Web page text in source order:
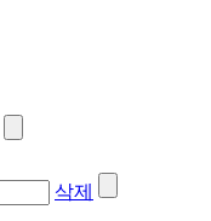
삭제